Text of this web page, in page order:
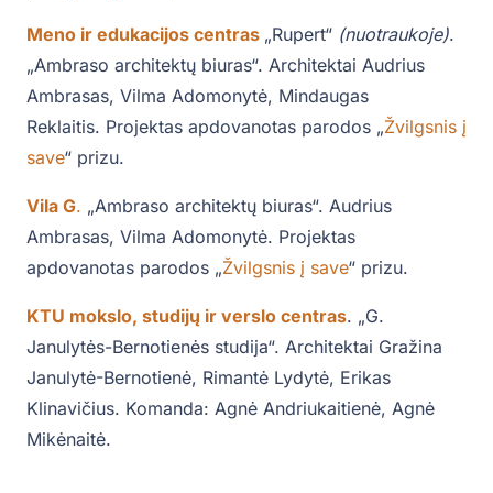
Meno ir edukacijos centras „Rupert“ (nuotraukoje).
„Ambraso architektų biuras“. Architektai Audrius
Ambrasas, Vilma Adomonytė, Mindaugas
Reklaitis. Projektas apdovanotas parodos „Žvilgsnis į
save“ prizu.
Vila G. „Ambraso architektų biuras“. Audrius
Ambrasas, Vilma Adomonytė. Projektas
apdovanotas parodos „Žvilgsnis į save“ prizu.
KTU mokslo, studijų ir verslo centras. „G.
Janulytės-Bernotienės studija“. Architektai Gražina
Janulytė-Bernotienė, Rimantė Lydytė, Erikas
Klinavičius. Komanda: Agnė Andriukaitienė, Agnė
Mikėnaitė.